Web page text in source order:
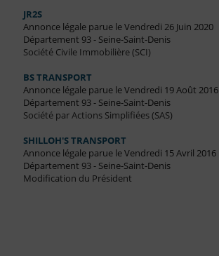
JR2S
Annonce légale parue le Vendredi 26 Juin 2020
Département 93 - Seine-Saint-Denis
Société Civile Immobilière (SCI)
BS TRANSPORT
Annonce légale parue le Vendredi 19 Août 2016
Département 93 - Seine-Saint-Denis
Société par Actions Simplifiées (SAS)
SHILLOH'S TRANSPORT
Annonce légale parue le Vendredi 15 Avril 2016
Département 93 - Seine-Saint-Denis
Modification du Président